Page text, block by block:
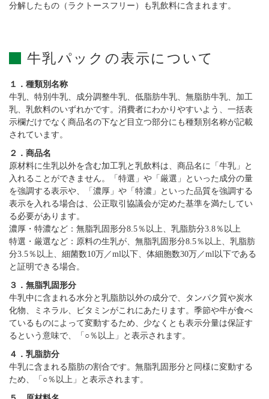
分解したもの（ラクトースフリー）も乳飲料に含まれます。
牛乳パックの表示について
１．種類別名称
牛乳、特別牛乳、成分調整牛乳、低脂肪牛乳、無脂肪牛乳、加工
乳、乳飲料のいずれかです。消費者にわかりやすいよう、一括表
示欄だけでなく商品名の下など目立つ部分にも種類別名称が記載
されています。
２．商品名
原材料に生乳以外を含む加工乳と乳飲料は、商品名に「牛乳」と
入れることができません。「特選」や「厳選」といった成分の量
を強調する表示や、「濃厚」や「特濃」といった品質を強調する
表示を入れる場合は、公正取引協議会が定めた基準を満たしてい
る必要があります。
濃厚・特濃など：無脂乳固形分8.5％以上、乳脂肪分3.8％以上
特選・厳選など：原料の生乳が、無脂乳固形分8.5％以上、乳脂肪
分3.5％以上、細菌数10万／ml以下、体細胞数30万／ml以下である
と証明できる場合。
３．無脂乳固形分
牛乳中に含まれる水分と乳脂肪以外の成分で、タンパク質や炭水
化物、ミネラル、ビタミンがこれにあたります。季節や牛が食べ
ているものによって変動するため、少なくとも表示分量は保証す
るという意味で、「○％以上」と表示されます。
４．乳脂肪分
牛乳に含まれる脂肪の割合です。無脂乳固形分と同様に変動する
ため、「○％以上」と表示されます。